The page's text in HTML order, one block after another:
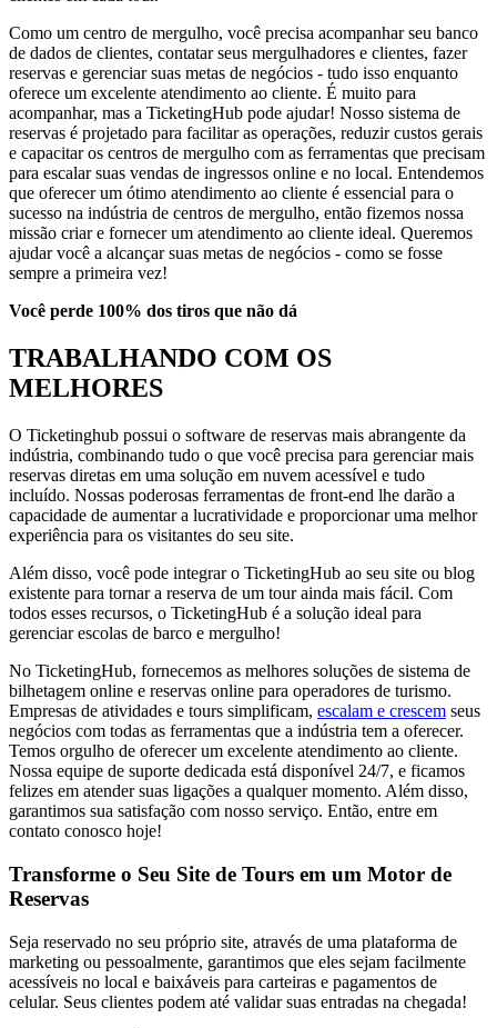
Como um centro de mergulho, você precisa acompanhar seu banco
de dados de clientes, contatar seus mergulhadores e clientes, fazer
reservas e gerenciar suas metas de negócios - tudo isso enquanto
oferece um excelente atendimento ao cliente. É muito para
acompanhar, mas a TicketingHub pode ajudar! Nosso sistema de
reservas é projetado para facilitar as operações, reduzir custos gerais
e capacitar os centros de mergulho com as ferramentas que precisam
para escalar suas vendas de ingressos online e no local. Entendemos
que oferecer um ótimo atendimento ao cliente é essencial para o
sucesso na indústria de centros de mergulho, então fizemos nossa
missão criar e fornecer um atendimento ao cliente ideal. Queremos
ajudar você a alcançar suas metas de negócios - como se fosse
sempre a primeira vez!
Você perde 100% dos tiros que não dá
TRABALHANDO COM OS
MELHORES
O Ticketinghub possui o software de reservas mais abrangente da
indústria, combinando tudo o que você precisa para gerenciar mais
reservas diretas em uma solução em nuvem acessível e tudo
incluído. Nossas poderosas ferramentas de front-end lhe darão a
capacidade de aumentar a lucratividade e proporcionar uma melhor
experiência para os visitantes do seu site.
Além disso, você pode integrar o TicketingHub ao seu site ou blog
existente para tornar a reserva de um tour ainda mais fácil. Com
todos esses recursos, o TicketingHub é a solução ideal para
gerenciar escolas de barco e mergulho!
No TicketingHub, fornecemos as melhores soluções de sistema de
bilhetagem online e reservas online para operadores de turismo.
Empresas de atividades e tours simplificam, escalam e crescem seus
negócios com todas as ferramentas que a indústria tem a oferecer.
Temos orgulho de oferecer um excelente atendimento ao cliente.
Nossa equipe de suporte dedicada está disponível 24/7, e ficamos
felizes em atender suas ligações a qualquer momento. Além disso,
garantimos sua satisfação com nosso serviço. Então, entre em
contato conosco hoje!
Transforme o Seu Site de Tours em um Motor de
Reservas
Seja reservado no seu próprio site, através de uma plataforma de
marketing ou pessoalmente, garantimos que eles sejam facilmente
acessíveis no local e baixáveis para carteiras e pagamentos de
celular. Seus clientes podem até validar suas entradas na chegada!